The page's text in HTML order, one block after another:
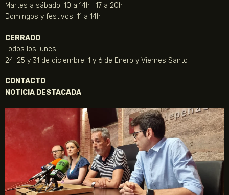
Martes a sábado: 10 a 14h | 17 a 20h
Domingos y festivos: 11 a 14h
CERRADO
Todos los lunes
24, 25 y 31 de diciembre, 1 y 6 de Enero y Viernes Santo
CONTACTO
NOTICIA DESTACADA